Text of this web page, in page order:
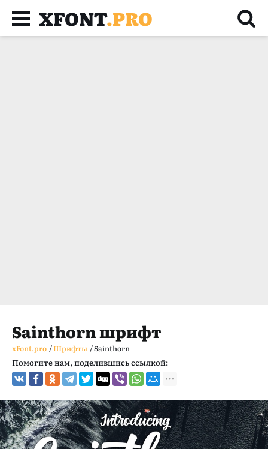
XFONT.PRO
Sainthorn шрифт
xFont.pro /Шрифты /Sainthorn
Помогите нам, поделившись ссылкой: